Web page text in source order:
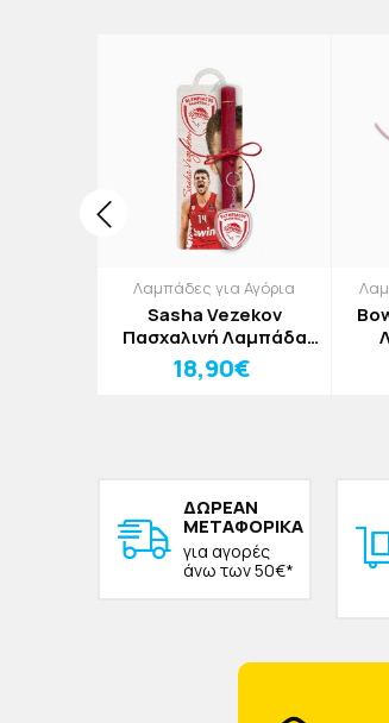
Λαμπάδες για Αγόρια
Sasha Vezekov
Πασχαλινή Λαμπάδα
30cm
18,90€
ΔΩΡΕAΝ
ΜΕΤΑΦΟΡΙΚΑ
για αγορές
άνω των 50€*